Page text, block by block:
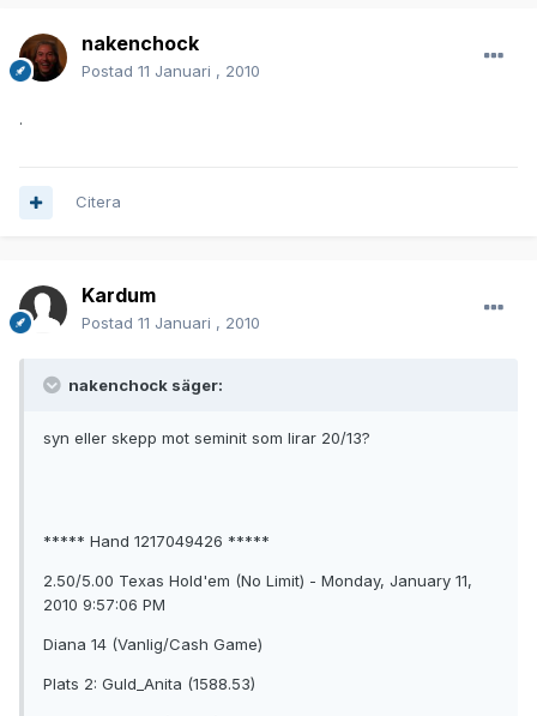
nakenchock
Postad 11 Januari , 2010
.
Citera
Kardum
Postad 11 Januari , 2010
nakenchock säger:
syn eller skepp mot seminit som lirar 20/13?
***** Hand 1217049426 *****
2.50/5.00 Texas Hold'em (No Limit) - Monday, January 11,
2010 9:57:06 PM
Diana 14 (Vanlig/Cash Game)
Plats 2: Guld_Anita (1588.53)